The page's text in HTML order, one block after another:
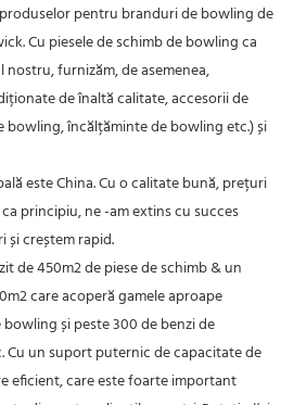
pentru branduri de bowling de
Cu piesele de schimb de bowling ca
furnizăm, de asemenea,
de înaltă calitate, accesorii de
încălțăminte de bowling etc.) și
este China. Cu o calitate bună, prețuri
principiu, ne -am extins cu succes
și creștem rapid.
de 450m2 de piese de schimb & un
care acoperă gamele aproape
și peste 300 de benzi de
un suport puternic de capacitate de
eficient, care este foarte important